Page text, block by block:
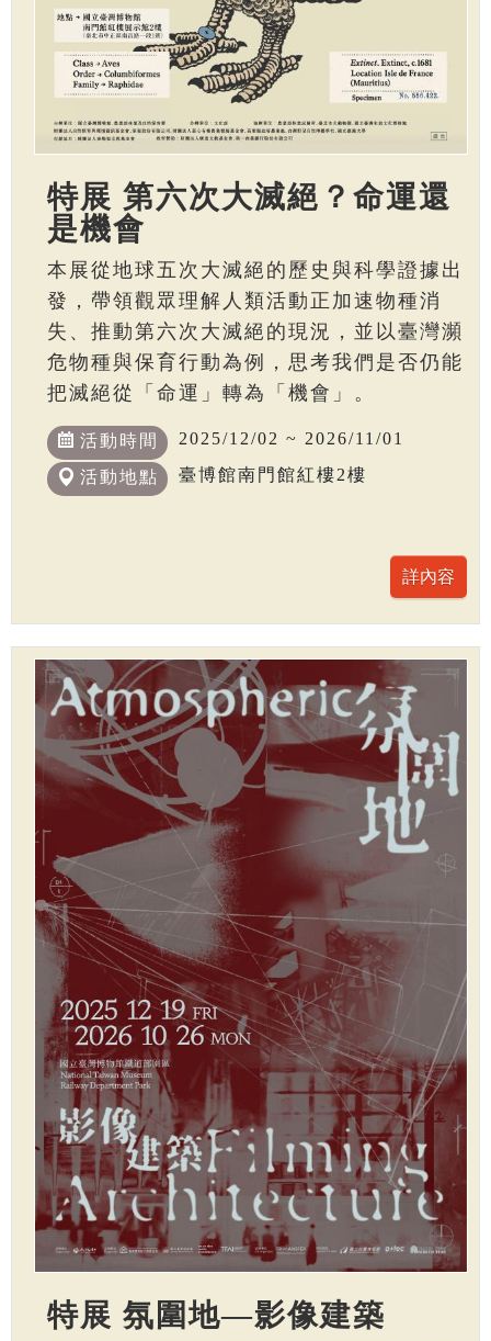
特展 第六次大滅絕？命運還
是機會
本展從地球五次大滅絕的歷史與科學證據出
發，帶領觀眾理解人類活動正加速物種消
失、推動第六次大滅絕的現況，並以臺灣瀕
危物種與保育行動為例，思考我們是否仍能
把滅絕從「命運」轉為「機會」。
活動時間 2025/12/02 ~ 2026/11/01
活動地點 臺博館南門館紅樓2樓
特展 氛圍地—影像建築